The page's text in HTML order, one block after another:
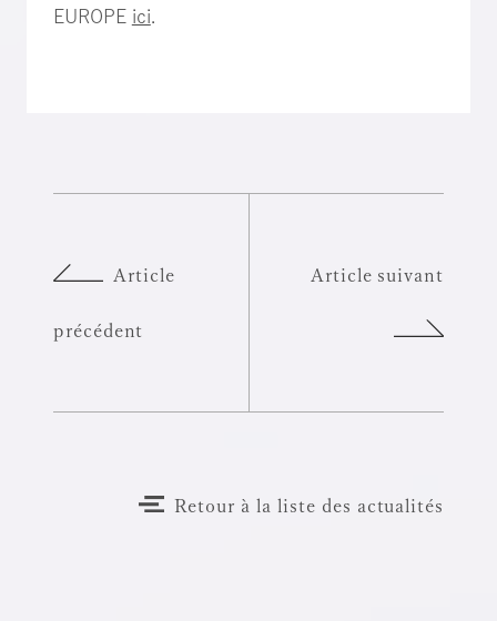
EUROPE ici
Article
précédent
Retour à la liste des actualités
Article suivant